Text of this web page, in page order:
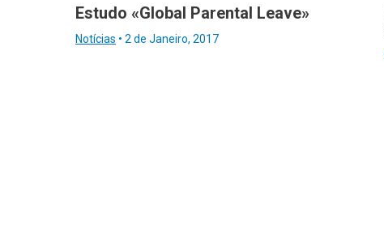
Estudo «Global Parental Leave»
Notícias • 2 de Janeiro, 2017